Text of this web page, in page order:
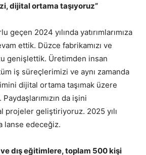
dijital ortama taşıyoruz”
geçen 2024 yılında yatırımlarımıza
ettik. Düzce fabrikamızı ve
genişlettik. Üretimden insan
iş süreçlerimizi ve aynı zamanda
dijital ortama taşımak üzere
da işini
projeler geliştiriyoruz. 2025 yılı
lanse edeceğiz.
dış eğitimlere, toplam 500 kişi